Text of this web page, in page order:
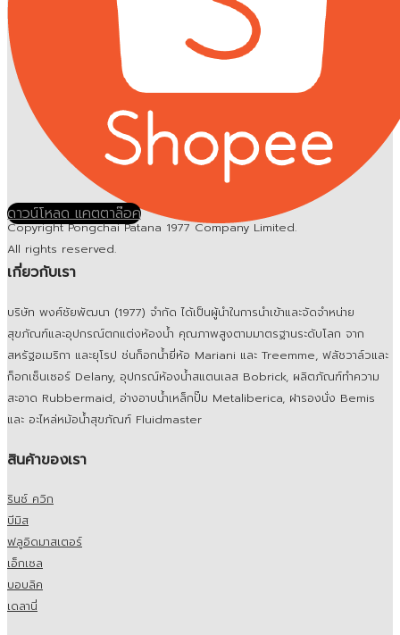
ดาวน์โหลด แคตตาล๊อค
Copyright Pongchai Patana 1977 Company Limited.
All rights reserved.
เกี่ยวกับเรา
บริษัท พงศ์ชัยพัฒนา (1977) จำกัด ได้เป็นผู้นำในการนำเข้าและจัดจำหน่าย
สุขภัณฑ์และอุปกรณ์ตกแต่งห้องน้ำ คุณภาพสูงตามมาตรฐานระดับโลก จาก
สหรัฐอเมริกา และยุโรป ช่นก็อกน้ำยี่ห้อ Mariani และ Treemme, ฟลัชวาล์วและ
ก็อกเซ็นเซอร์ Delany, อุปกรณ์ห้องน้ำสแตนเลส Bobrick, ผลิตภัณฑ์ทำความ
สะอาด Rubbermaid, อ่างอาบน้ำเหล็กปั๊ม Metaliberica, ฝารองนั่ง Bemis
และ อะไหล่หม้อน้ำสุขภัณฑ์ Fluidmaster
สินค้าของเรา
รินซ์ ควิก
บีมิส
ฟลูอิดมาสเตอร์
เอ็กเซล
บอบลิค
เดลานี่